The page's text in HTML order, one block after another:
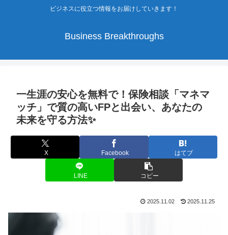
ビジネスに役立つ情報をお届けしていきます！
Business Breakthroughs
一生涯の安心を無料で！保険相談「マネマ
ッチ」で質の高いFPと出会い、あなたの
未来を守る方法✨
X Facebook はてブ
LINE コピー
2025.11.02 2025.11.25